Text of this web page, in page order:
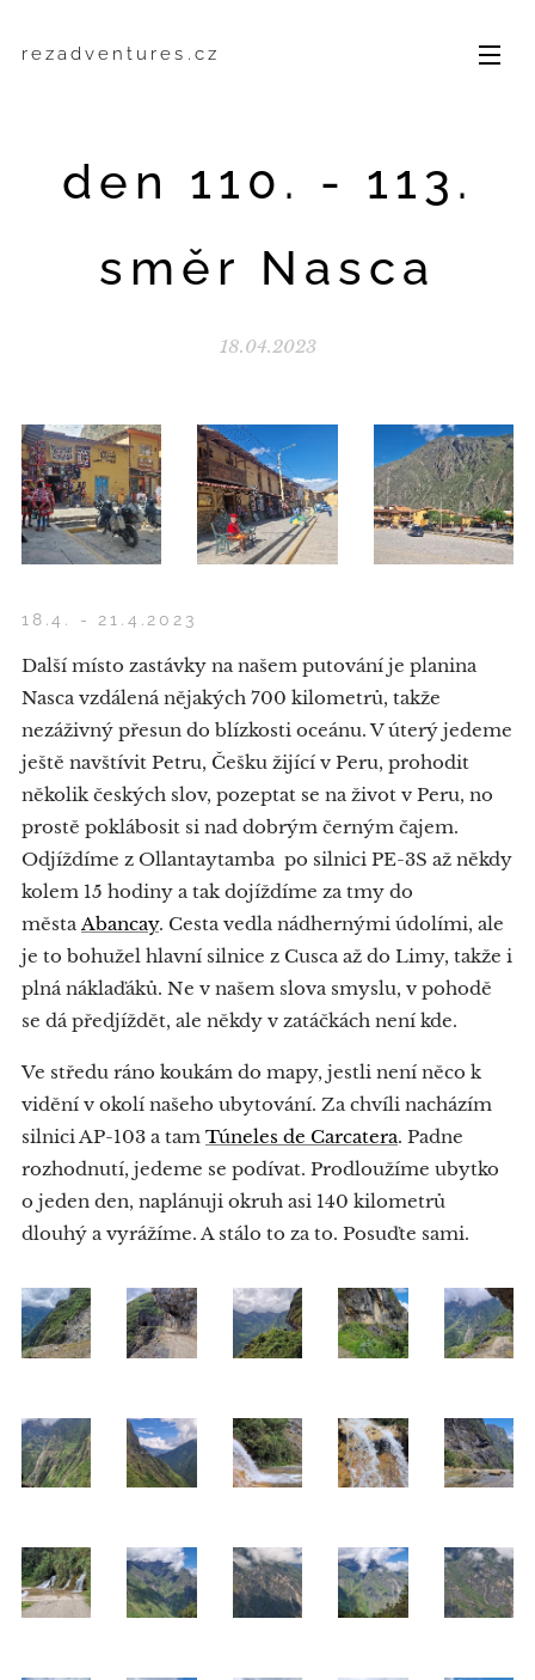
rezadventures.cz
den 110. - 113.
směr Nasca
18.04.2023
18.4. - 21.4.2023
Další místo zastávky na našem putování je planina
Nasca vzdálená nějakých 700 kilometrů, takže
nezáživný přesun do blízkosti oceánu. V úterý jedeme
ještě navštívit Petru, Češku žijící v Peru, prohodit
několik českých slov, pozeptat se na život v Peru, no
prostě poklábosit si nad dobrým černým čajem.
Odjíždíme z Ollantaytamba po silnici PE-3S až někdy
kolem 15 hodiny a tak dojíždíme za tmy do
městaAbancay. Cesta vedla nádhernými údolími, ale
je to bohužel hlavní silnice z Cusca až do Limy, takže i
plná náklaďáků. Ne v našem slova smyslu, v pohodě
se dá předjíždět, ale někdy v zatáčkách není kde.
Ve středu ráno koukám do mapy, jestli není něco k
vidění v okolí našeho ubytování. Za chvíli nacházím
silnici AP-103 a tam Túneles de Carcatera. Padne
rozhodnutí, jedeme se podívat. Prodloužíme ubytko
o jeden den, naplánuji okruh asi 140 kilometrů
dlouhý a vyrážíme. A stálo to za to. Posuďte sami.